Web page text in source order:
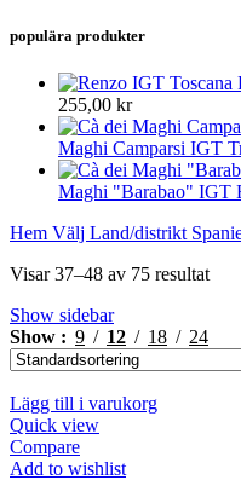
populära produkter
255,00 kr
Maghi Camparsi IGT
Maghi "Barabao" IGT
Hem Välj Land/distrikt
Visar 37–48 av 75 resultat
Show sidebar
Show
9 12 18 24
Lägg till i varukorg
Quick view
Compare
Add to wishlist